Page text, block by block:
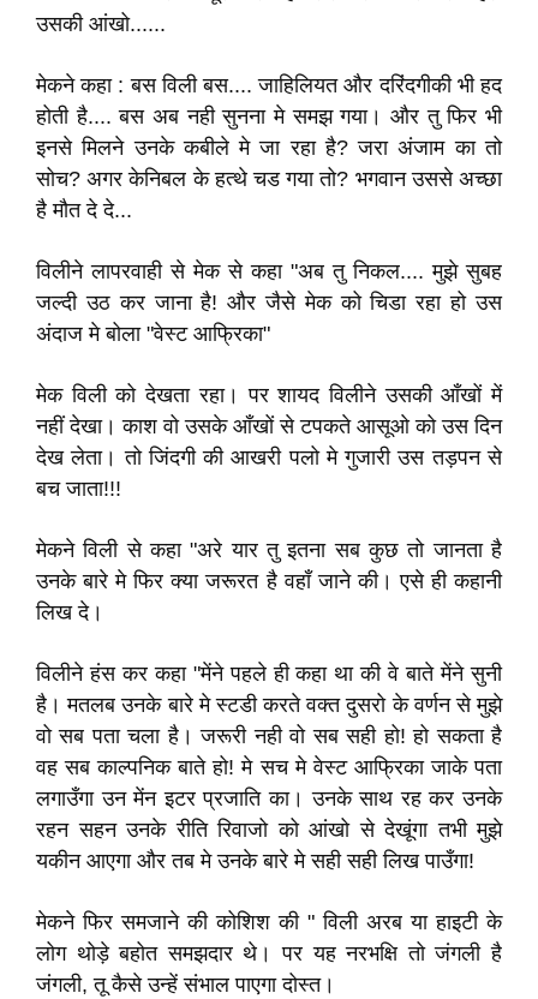
उसकी आंखो......
मेकने कहा : बस विली बस.... जाहिलियत और दरिंदगीकी भी हद
होती है.... बस अब नही सुनना मे समझ गया। और तु फिर भी
इनसे मिलने उनके कबीले मे जा रहा है? जरा अंजाम का तो
सोच? अगर केनिबल के हत्थे चड गया तो? भगवान उससे अच्छा
है मौत दे दे...
विलीने लापरवाही से मेक से कहा "अब तु निकल.... मुझे सुबह
जल्दी उठ कर जाना है! और जैसे मेक को चिडा रहा हो उस
अंदाज मे बोला "वेस्ट आफ्रिका"
मेक विली को देखता रहा। पर शायद विलीने उसकी आँखों में
नहीं देखा। काश वो उसके आँखों से टपकते आसूओ को उस दिन
देख लेता। तो जिंदगी की आखरी पलो मे गुजारी उस तड़पन से
बच जाता!!!
मेकने विली से कहा "अरे यार तु इतना सब कुछ तो जानता है
उनके बारे मे फिर क्या जरूरत है वहाँ जाने की। एसे ही कहानी
लिख दे।
विलीने हंस कर कहा "मेंने पहले ही कहा था की वे बाते मेंने सुनी
है। मतलब उनके बारे मे स्टडी करते वक्त दुसरो के वर्णन से मुझे
वो सब पता चला है। जरूरी नही वो सब सही हो! हो सकता है
वह सब काल्पनिक बाते हो! मे सच मे वेस्ट आफ्रिका जाके पता
लगाउँगा उन मेंन इटर प्रजाति का। उनके साथ रह कर उनके
रहन सहन उनके रीति रिवाजो को आंखो से देखूंगा तभी मुझे
यकीन आएगा और तब मे उनके बारे मे सही सही लिख पाउँगा!
मेकने फिर समजाने की कोशिश की " विली अरब या हाइटी के
लोग थोड़े बहोत समझदार थे। पर यह नरभक्षि तो जंगली है
जंगली, तू कैसे उन्हें संभाल पाएगा दोस्त।